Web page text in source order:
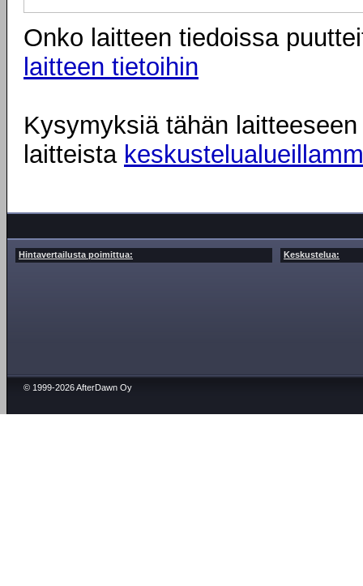
Onko laitteen tiedoissa
laitteen tietoihin
Kysymyksiä tähän
laitteista
Hintavertailusta poimittua: Keskustelua:
© 1999-2026 AfterDawn Oy